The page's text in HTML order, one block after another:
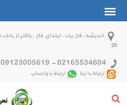
20
02165534604
-
09123005619
ارتباط با ایتا ارتباط با واتساپ